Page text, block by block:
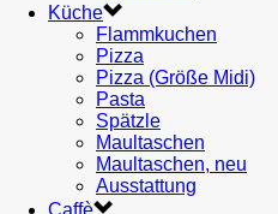
Küche
Flammkuchen
Pizza
Pizza (Größe Midi)
Pasta
Spätzle
Maultaschen
Maultaschen, neu
Ausstattung
Caffè